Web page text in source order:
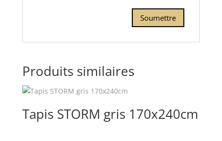
Produits similaires
Tapis STORM gris 170x240cm